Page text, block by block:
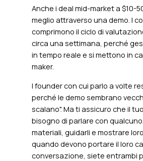
Anche i deal mid-market a $10-
meglio attraverso una demo. I
comprimono il ciclo di
circa una settimana, perché
in tempo reale e si mettono in
maker.
I founder con cui parlo a volte
perché le demo sembrano
scalano". Ma ti assicuro che il
bisogno di parlare con
materiali, guidarli e mostrare
quando devono portare il loro
conversazione, siete entrambi